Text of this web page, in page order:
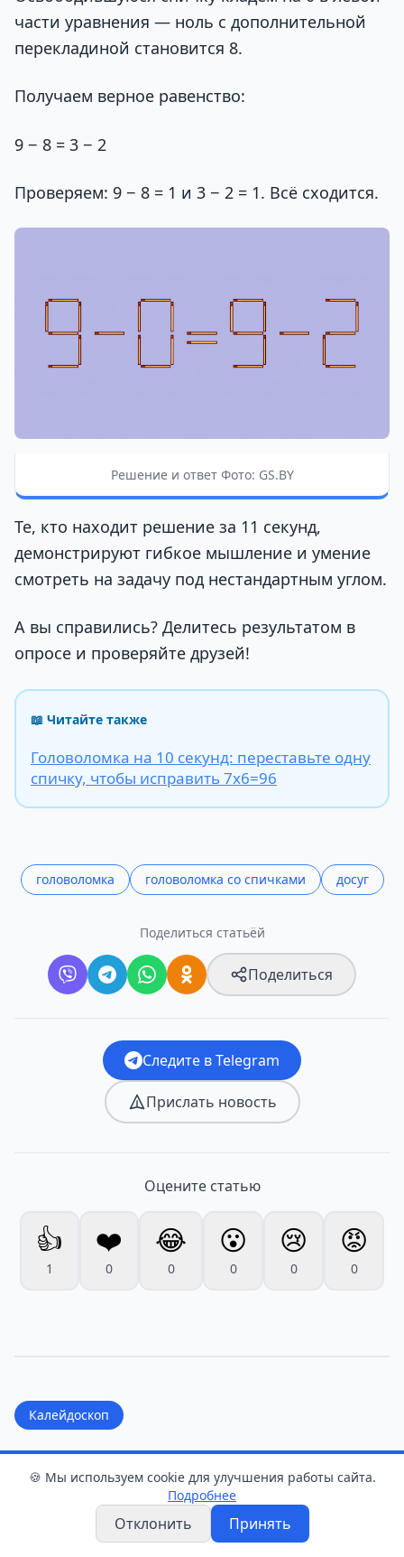
части уравнения — ноль с дополнительной
перекладиной становится 8.
Получаем верное равенство:
9 − 8 = 3 − 2
Проверяем: 9 − 8 = 1 и 3 − 2 = 1. Всё сходится.
Решение и ответ Фото: GS.BY
Те, кто находит решение за 11 секунд,
демонстрируют гибкое мышление и умение
смотреть на задачу под нестандартным углом.
А вы справились? Делитесь результатом в
опросе и проверяйте друзей!
📖 Читайте также
Головоломка на 10 секунд: переставьте одну
спичку, чтобы исправить 7х6=96
головоломка головоломка со спичками досуг
Поделиться статьёй
Поделиться
Следите в Telegram
Прислать новость
Оцените статью
👍
1
❤️
0
😂
0
😮
0
😢
0
😡
0
Калейдоскоп
Вы в списке? Названы 4
знака зодиака, чья
жизнь изменится 9
🍪 Мы используем cookie для улучшения работы сайта.
Подробнее
Отклонить Принять